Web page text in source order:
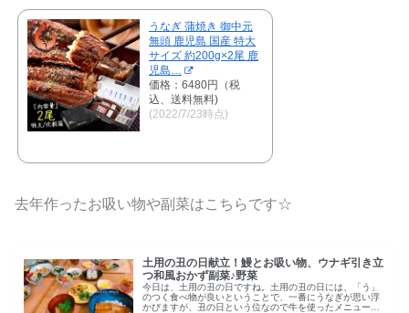
うなぎ 蒲焼き 御中元
無頭 鹿児島 国産 特大
サイズ 約200g×2尾 鹿
児島…
価格：6480円（税
込、送料無料)
(2022/7/23時点)
去年作ったお吸い物や副菜はこちらです☆
土用の丑の日献立！鰻とお吸い物、ウナギ引き立
つ和風おかず副菜♪野菜
今日は、土用の丑の日ですね。土用の丑の日には、「う」
のつく食べ物が良いということで、一番にうなぎが思い浮
かびますが、丑の日という位なので牛を使ったメニューも